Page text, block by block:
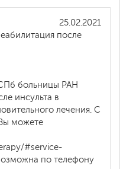
25.02.2021
после
больницы РАН
инсульта в
лечения. С
можете
#service-
по телефону